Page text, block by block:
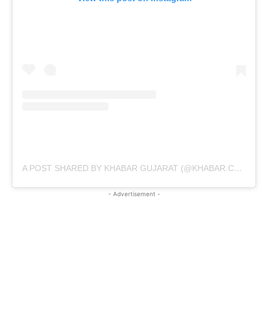
A POST SHARED BY KHABAR GUJARAT (@KHABAR.COMMUNICATION)
- Advertisement -